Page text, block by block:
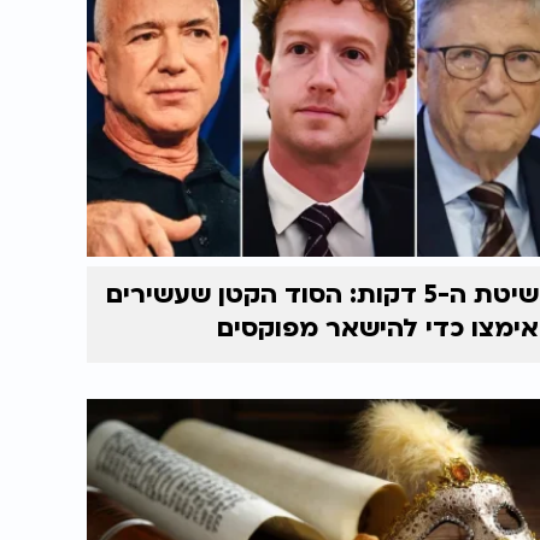
שיטת ה-5 דקות: הסוד הקטן שעשירים
אימצו כדי להישאר מפוקסים